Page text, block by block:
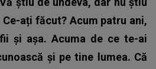
ați făcut? Acum patru ani,
și așa. Acuma de ce te-ai
și pe tine lumea. Că